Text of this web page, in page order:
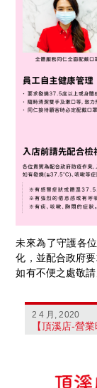
未來為了守護各
化，並配合政府要
如有不便之處敬
2 4 月, 2020
【頂溪店-營